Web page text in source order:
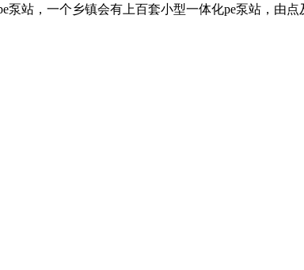
站，一个乡镇会有上百套小型一体化pe泵站，由